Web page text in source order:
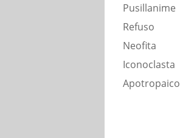
Pusillanime
Refuso
Neofita
Iconoclasta
Apotropaico